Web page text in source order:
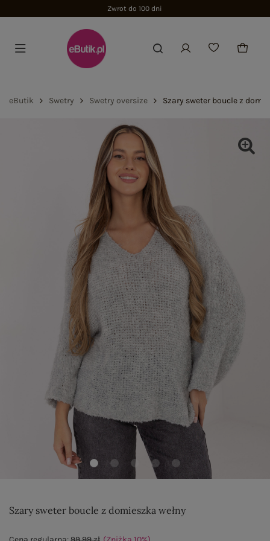
Zwrot do 100 dni
eButik Swetry Swetry oversize Szary sweter boucle z
Szary sweter boucle z domieszka wełny